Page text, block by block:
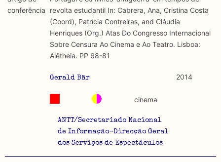
académicos.
Limitações
A lista procura incluir as publicações mais relevantes
produzidos até 2022, contudo não foi possível ter acesso
discurso e uso da liberdade de expressão. Trata-se de
uma censura que é omnipresente, dado que é
constitutiva do próprio acto de fala.
Regulatória e Constitutiva : são combinadas ambas
abordagens.
Tipo investigação realizada
Teórica
Empírica
conferência
revolta estudantil In: Cabrera, Ana, Cristina Costa
(Coord), Patrícia Contreiras, and Cláudia
Henriques (Org.) Atas Do Congresso Internacional
Sobre Censura Ao Cinema e Ao Teatro. Lisboa:
Alêtheia. PP 68-81
Gerald Bär 2014
ANTT/Secretariado Nacional
de Informação-Direcção Geral
dos Serviços de Espectáculos
cinema